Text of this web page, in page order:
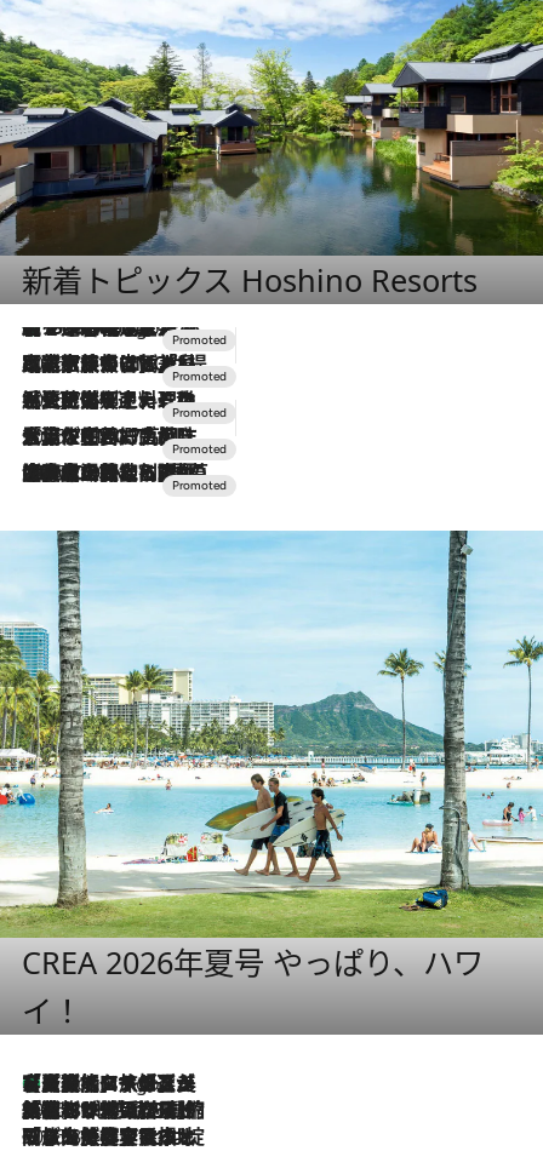
新着トピックス Hoshino Resorts
3 Hours Ago
【トンボの足水浴】ヒノキの香りに包まれて涼感マックス！約13℃の湧水かけ流しを避暑地「星野温泉 トンボの湯」で体験
2026.7.31
【ホテル帰省】という選択肢をOMOが提案。家族とほどよい距離を保つには「昼は実家、夜は気兼ねなくホテルで！」
2026.7.24
【夏限定ディナーコース】旬を迎える稚鮎や花ズッキーニなどをイタリア・トスカーナの郷土料理の手法で満喫！
2026.7.17
「土佐和ハーブかき氷」がOMO7高知に登場！生姜、山椒、大葉など目にも舌にも涼を呼ぶ郷土の味
2026.7.10
NEW OPEN！【界 草津】名湯の地に誕生。趣の異なる2種の温泉と上州ならではの会席・蕎麦割烹など美食を味わう究極の癒やし旅
CREA 2026年夏号 やっぱり、ハワ
イ！
5 Hours Ago
【厳選旅コスメ】「多機能アイテムがメイン！」旅好き美容エディターが選んだ夏旅ベストコスメを発表【Mサイズジップ】
2026.8.6
「荷物が増えるほど旅ストレスは増す」美容ジャーナリストがたどり着いた最終結論。“化粧品を劇的に減らす”感動の凝縮美容とは
2026.8.6
「旅先には金髪ウィッグを持参」日本と同じメイクでは損してる!? 美容ジャーナリストが提案する“掟破りの旅美容”とは